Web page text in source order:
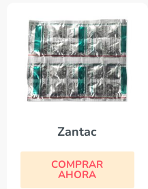
Zantac
COMPRAR
AHORA